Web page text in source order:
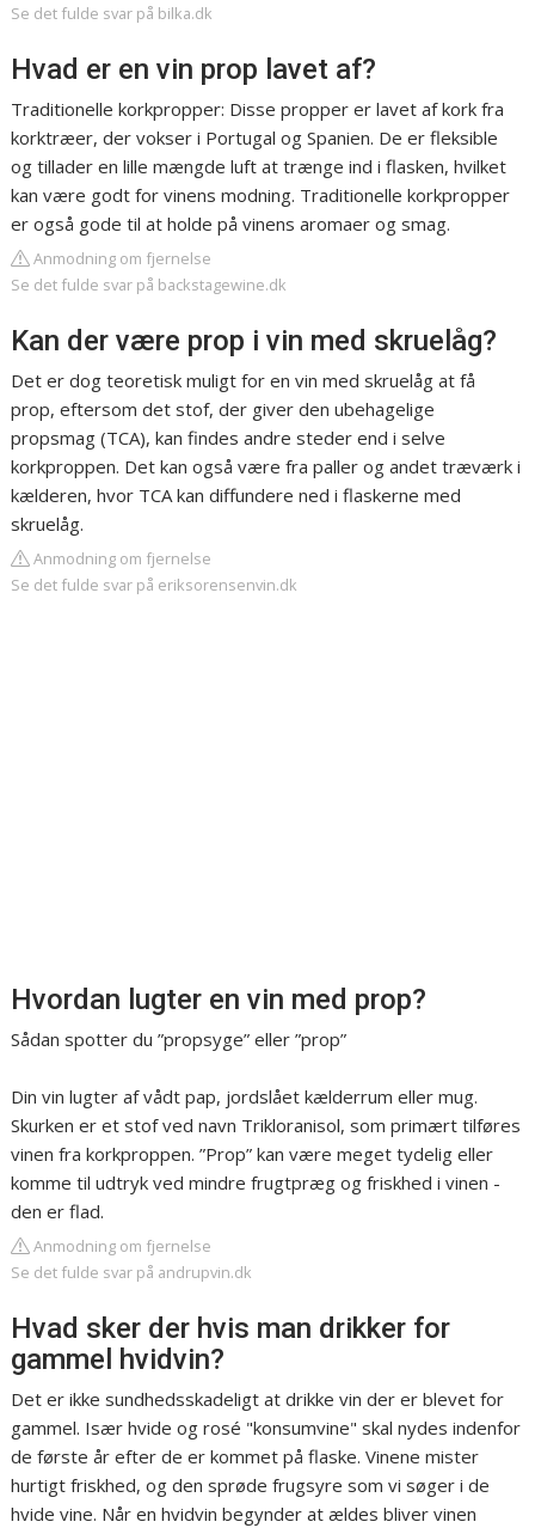
Se det fulde svar på bilka.dk
Hvad er en vin prop lavet af?
Traditionelle korkpropper: Disse propper er lavet af kork fra
korktræer, der vokser i Portugal og Spanien. De er fleksible
og tillader en lille mængde luft at trænge ind i flasken, hvilket
kan være godt for vinens modning. Traditionelle korkpropper
er også gode til at holde på vinens aromaer og smag.
Anmodning om fjernelse
Se det fulde svar på backstagewine.dk
Kan der være prop i vin med skruelåg?
Det er dog teoretisk muligt for en vin med skruelåg at få
prop, eftersom det stof, der giver den ubehagelige
propsmag (TCA), kan findes andre steder end i selve
korkproppen. Det kan også være fra paller og andet træværk i
kælderen, hvor TCA kan diffundere ned i flaskerne med
skruelåg.
Anmodning om fjernelse
Se det fulde svar på eriksorensenvin.dk
Hvordan lugter en vin med prop?
Sådan spotter du ”propsyge” eller ”prop”
Din vin lugter af vådt pap, jordslået kælderrum eller mug.
Skurken er et stof ved navn Trikloranisol, som primært tilføres
vinen fra korkproppen. ”Prop” kan være meget tydelig eller
komme til udtryk ved mindre frugtpræg og friskhed i vinen -
den er flad.
Anmodning om fjernelse
Se det fulde svar på andrupvin.dk
Hvad sker der hvis man drikker for
gammel hvidvin?
Det er ikke sundhedsskadeligt at drikke vin der er blevet for
gammel. Især hvide og rosé "konsumvine" skal nydes indenfor
de første år efter de er kommet på flaske. Vinene mister
hurtigt friskhed, og den sprøde frugsyre som vi søger i de
hvide vine. Når en hvidvin begynder at ældes bliver vinen